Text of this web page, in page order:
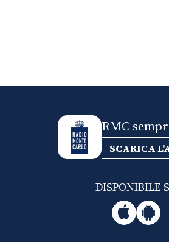
RMC
SCARICA
DISPONIBILE